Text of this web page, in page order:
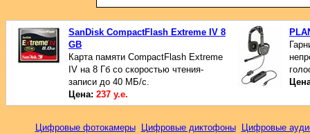
SanDisk CompactFlash Extreme IV 8
GB
Карта памяти CompactFlash Extreme
IV на 8 Гб со скоростью чтения-
записи до 40 МБ/с.
Цена: 237 у.е.
Цифровые фотокамеры Цифровые диктофоны
Цифровые